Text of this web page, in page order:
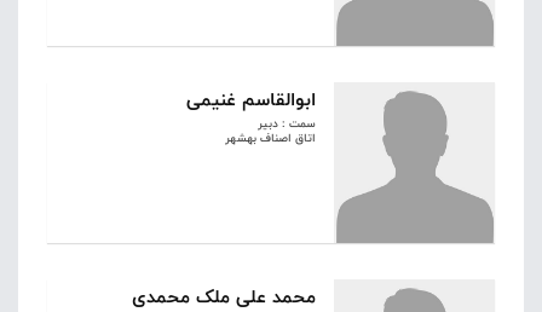
ابوالقاسم غنیمی
سمت : دبیر
اتاق اصناف بهشهر
محمد علی ملک محمدی